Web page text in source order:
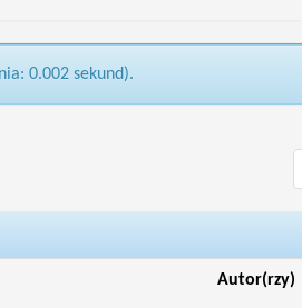
0.002 sekund).
Autor(rzy)